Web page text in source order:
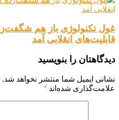
قابلیت‌های انقلابی آمد
دیدگاهتان را بنویسید
نشانی ایمیل شما منتشر نخواهد شد.
علامت‌گذاری شده‌اند *